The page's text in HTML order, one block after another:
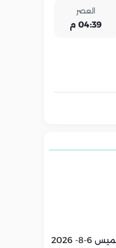
العصر
04:39 م
أسعار الذهب اليوم | الخميس 6-8- 2026